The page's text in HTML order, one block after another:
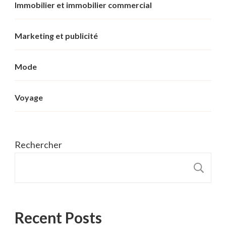
Immobilier et immobilier commercial
Marketing et publicité
Mode
Voyage
Rechercher
Recent Posts